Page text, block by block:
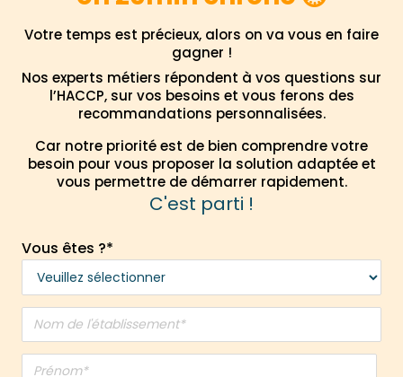
Votre temps est précieux, alors on va vous en faire
gagner !
Nos experts métiers répondent à vos questions sur
l’HACCP, sur vos besoins et vous ferons des
recommandations personnalisées.
Car notre priorité est de bien comprendre votre
besoin pour vous proposer la solution adaptée et
vous permettre de démarrer rapidement.
C'est parti !
Vous êtes ?*